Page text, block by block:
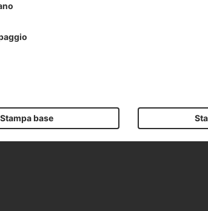
Stampa base